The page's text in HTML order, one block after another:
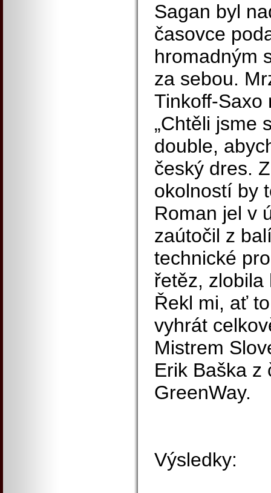
Sagan byl
časovce
hromadným
za sebou.
Tinkoff-Saxo
„Chtěli jsme
double,
český dres.
okolností by
Roman jel v
zaútočil z
technické
řetěz, zlobila
Řekl mi, ať
vyhrát
Mistrem
Erik Baška z
GreenWay.
Výsledky: